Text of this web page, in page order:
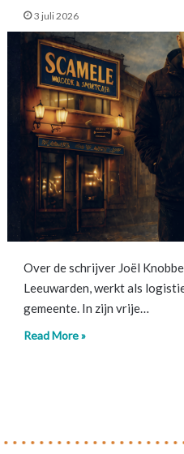
3 juli 2026
Over de schrijver Joël
Leeuwarden, werkt als
gemeente. In zijn vrije…
Read More »